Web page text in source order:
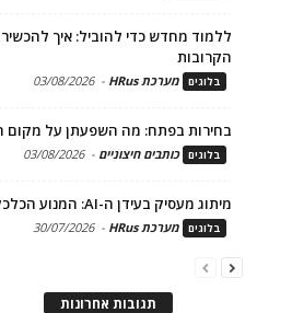
ללמוד מחדש כדי להוביל: איך
הקרובות
בלוגים מערכת HRus -
03/08/2026
בחירות בפתח: מה השפעתן על מקום
בלוגים כותבים חיצוניים -
03/08/2026
מיתוג מעסיק בעידן ה-AI: המנוע הכלכלי של גיוס ושימור טלנטים
בלוגים מערכת HRus -
30/07/2026
תגובות אחרונות